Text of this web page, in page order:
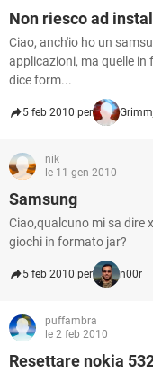
Non riesco ad
Ciao, anch'io ho un
applicazioni, ma quelle in
dice form...
5 feb 2010 per
nik
le 11 gen 2010
Samsung
Ciao,qualcuno mi sa dire
giochi in formato jar?
5 feb 2010 per n00r
puffambra
le 2 feb 2010
Resettare nokia